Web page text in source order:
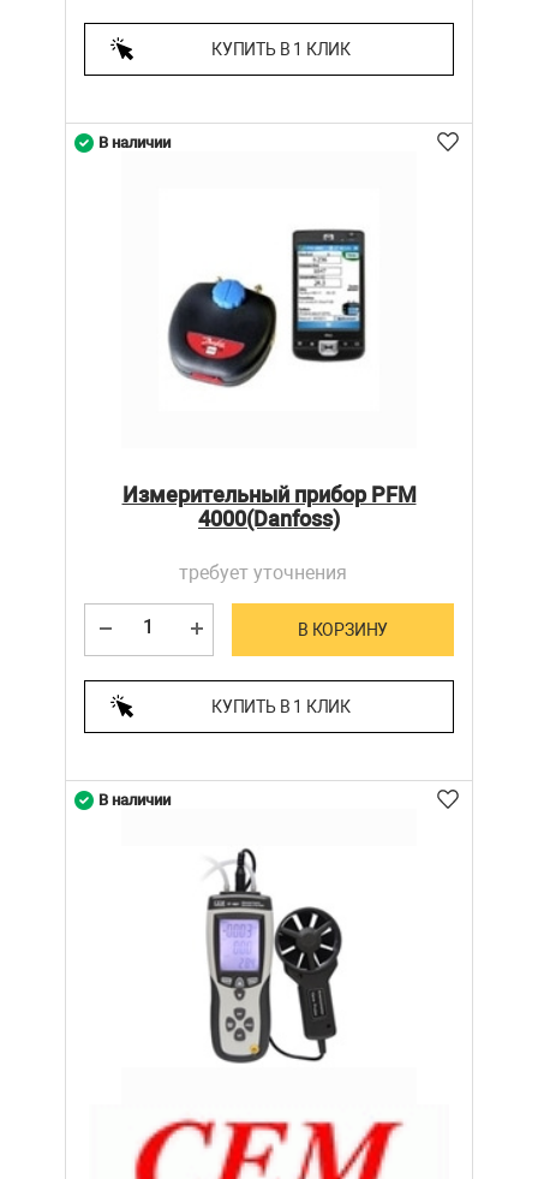
КУПИТЬ В 1 КЛИК
Измерительный прибор PFM
4000(Danfoss)
требует уточнения
В КОРЗИНУ
КУПИТЬ В 1 КЛИК
В наличии
В наличии